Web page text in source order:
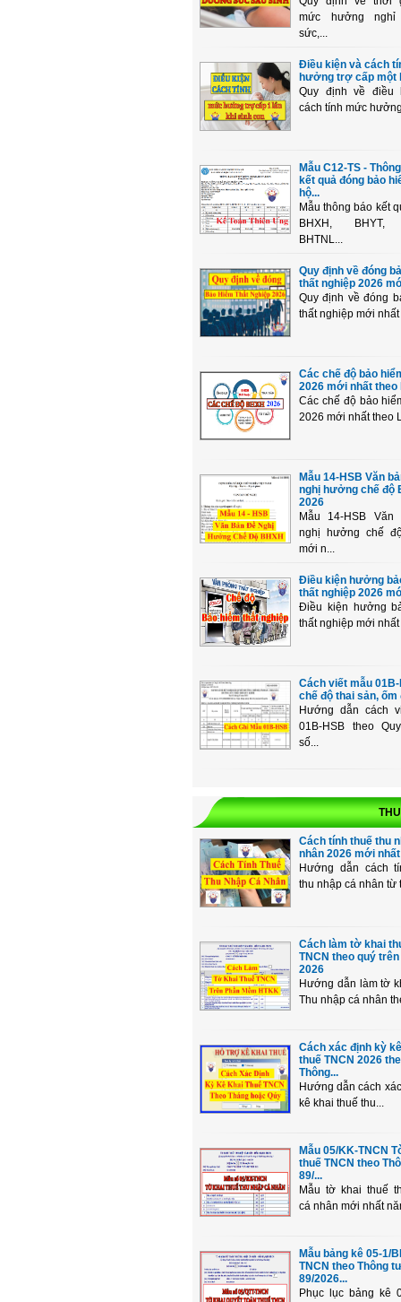
mức hưởng nghỉ
sức,...
Điều kiện và cách
hưởng trợ cấp một
Quy định về điều
cách tính mức
Mẫu C12-TS -
kết quả đóng bảo
hộ...
Mẫu thông báo kết
BHXH, BHYT,
BHTNL...
Quy định về đóng
thất nghiệp 2026
Quy định về đóng
thất nghiệp mới nhất
Các chế độ bảo
2026 mới nhất theo
Các chế độ bảo
2026 mới nhất theo
Mẫu 14-HSB Văn
nghị hưởng chế độ
2026
Mẫu 14-HSB Văn
nghị hưởng chế
mới n...
Điều kiện hưởng
thất nghiệp 2026
Điều kiện hưởng
thất nghiệp mới nhất
Cách viết mẫu
chế độ thai sản, ốm
Hướng dẫn cách
01B-HSB theo
số...
Cách tính thuế thu
nhân 2026 mới
Hướng dẫn cách
thu nhập cá nhân từ
Cách làm tờ khai
TNCN theo quý
2026
Hướng dẫn làm tờ
Thu nhập cá nhân
Cách xác định kỳ
thuế TNCN 2026
Thông...
Hướng dẫn cách
kê khai thuế thu...
Mẫu 05/KK-TNCN
thuế TNCN theo
89/...
Mẫu tờ khai thuế
cá nhân mới nhất
Mẫu bảng kê 05-1/
TNCN theo Thông
89/2026...
Phục lục bảng kê